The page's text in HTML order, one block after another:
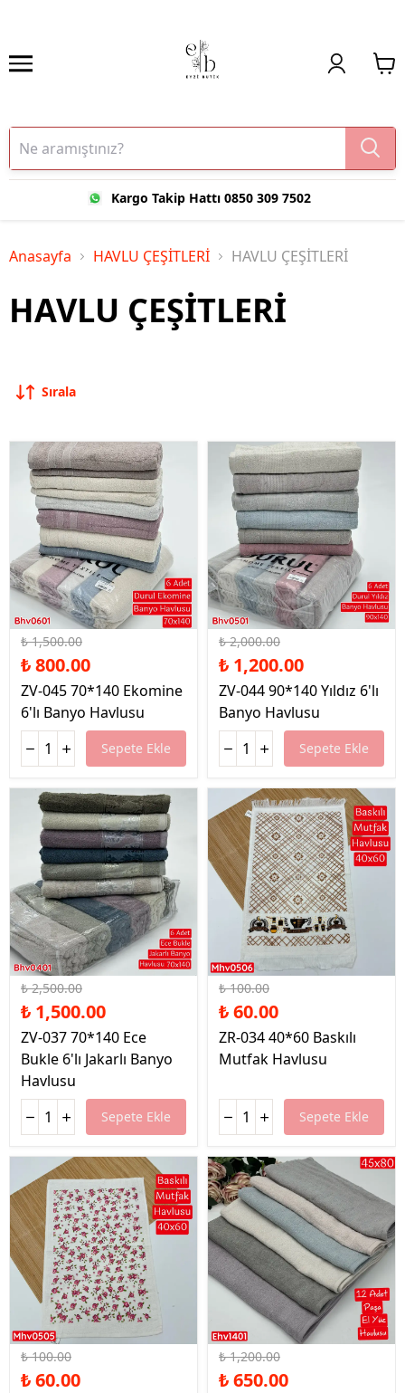
Kargo Takip Hattı 0850 309 7502
Anasayfa HAVLU ÇEŞİTLERİ HAVLU ÇEŞİTLERİ
HAVLU ÇEŞİTLERİ
Sırala
%47 İndirim
₺ 1,500.00
₺ 800.00
ZV-045 70*140 Ekomine
6'lı Banyo Havlusu
Sepete Ekle
%40 İndirim
₺ 2,000.00
₺ 1,200.00
ZV-044 90*140 Yıldız 6'lı
Banyo Havlusu
Sepete Ekle
%40 İndirim
₺ 2,500.00
₺ 1,500.00
ZV-037 70*140 Ece
Bukle 6'lı Jakarlı Banyo
Havlusu
Sepete Ekle
%40 İndirim
₺ 100.00
₺ 60.00
ZR-034 40*60 Baskılı
Mutfak Havlusu
Sepete Ekle
%40 İndirim
₺ 100.00
₺ 60.00
%46 İndirim
₺ 1,200.00
₺ 650.00